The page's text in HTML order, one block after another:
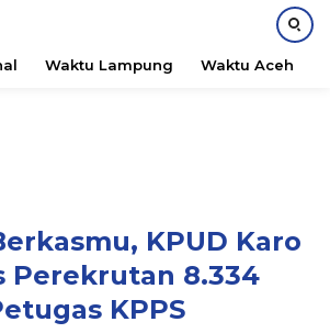
Waktu Lampung Waktu Aceh
KPUD Karo
Perekrutan 8.334
KPPS